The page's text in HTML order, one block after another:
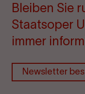
Bleiben Sie
Staatsoper
immer
Newsletter